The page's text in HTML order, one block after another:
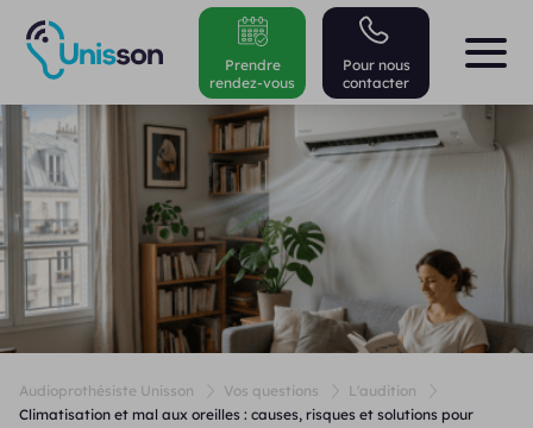
Pour nous
contacter
Prendre
rendez-vous
Audioprothésiste Unisson Vos questions
L'audition
Climatisation et mal aux oreilles : causes, risques et solutions pour